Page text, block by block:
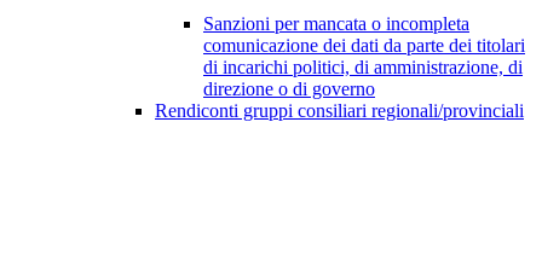
Sanzioni per mancata o incompleta
comunicazione dei dati da parte dei titolari
di incarichi politici, di amministrazione, di
direzione o di governo
Rendiconti gruppi consiliari regionali/provinciali